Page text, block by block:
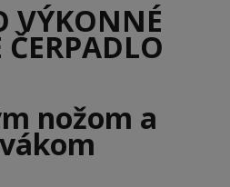
VÝKONNÉ
nožom a